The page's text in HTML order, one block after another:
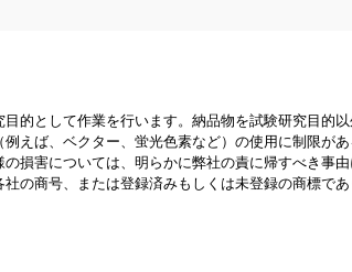
的として作業を行います。納品物を試験研究目的
えば、ベクター、蛍光色素など）の使用に制限が
損害については、明らかに弊社の責に帰すべき事
の商号、または登録済みもしくは未登録の商標で